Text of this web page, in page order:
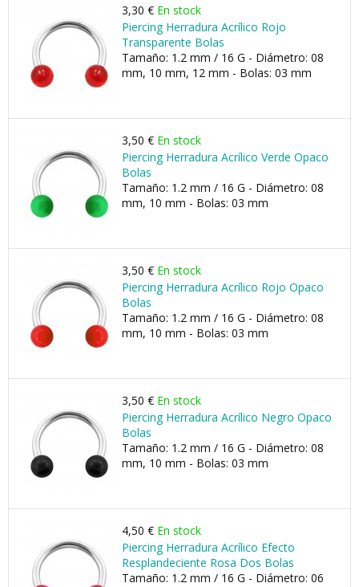
3,30 € En stock
Piercing Herradura Acrílico Rojo
Transparente Bolas
Tamaño: 1.2 mm / 16 G - Diámetro: 08
mm, 10 mm, 12 mm - Bolas: 03 mm
3,50 € En stock
Piercing Herradura Acrílico Verde Opaco
Bolas
Tamaño: 1.2 mm / 16 G - Diámetro: 08
mm, 10 mm - Bolas: 03 mm
3,50 € En stock
Piercing Herradura Acrílico Rojo Opaco
Bolas
Tamaño: 1.2 mm / 16 G - Diámetro: 08
mm, 10 mm - Bolas: 03 mm
3,50 € En stock
Piercing Herradura Acrílico Negro Opaco
Bolas
Tamaño: 1.2 mm / 16 G - Diámetro: 08
mm, 10 mm - Bolas: 03 mm
4,50 € En stock
Piercing Herradura Acrílico Efecto
Resplandeciente Rosa Dos Bolas
Tamaño: 1.2 mm / 16 G - Diámetro: 06